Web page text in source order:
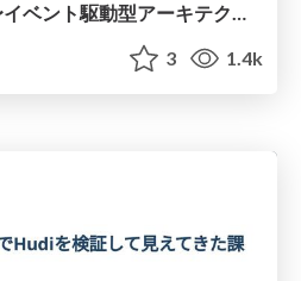
実践Kafka Streams 〜イベント駆動型アーキテクチャを添えて〜
3 1.4k